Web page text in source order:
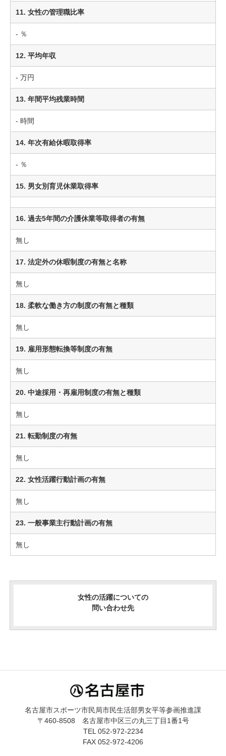
11. 女性の管理職比率
- ％
12. 平均年収
- 万円
13. 年間平均残業時間
- 時間
14. 年次有給休暇取得率
- ％
15. 男女別育児休業取得率
16. 過去5年間の介護休業等取得者の有無
無し
17. 法定外の休暇制度の有無と名称
無し
18. 柔軟な働き方の制度の有無と種類
無し
19. 雇用形態転換等制度の有無
無し
20. 中途採用・再雇用制度の有無と種類
無し
21. 転勤制度の有無
無し
22. 女性活躍行動計画の有無
無し
23. 一般事業主行動計画の有無
無し
女性の活躍についての
問い合わせ先
名古屋市スポーツ市民局市民生活部男女平等参画推進課
〒460-8508 名古屋市中区三の丸三丁目1番1号
TEL 052-972-2234
FAX 052-972-4206